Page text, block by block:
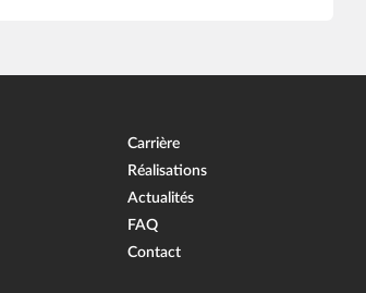
Carrière
Réalisations
Actualités
FAQ
Contact